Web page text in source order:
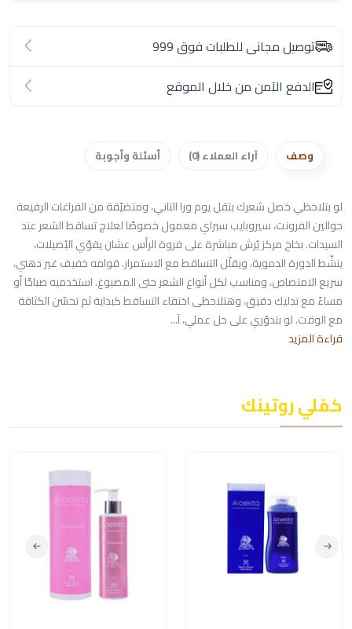
توصيل مجانى للطلبات فوق 999
الدفع الآمن من خلال الموقع
وصف آراء العملاء (0) أسئلة وأجوبة
لو بتلاحظي خصل شعرك بتقل يوم ورا التاني، ومتضيّقة من الفراغات الرفيعة
حوالين الفرونت، سيروبايب سبراي معمول خصوصًا لعلاج تساقط الشعر عند
السيدات. بخاخ مركز يُرش مباشرة على فروة الرأس عشان يقوّي البُصيلات،
ينشّط الدورة الدموية، ويقلّل التساقط مع الاستمرار. قوامه خفيف غير دهني،
سريع الامتصاص، ومناسب لكل أنواع الشعر حتى المصبوغ. استخدميه صباحًا أو
مساءً مع تدليك دقيق، وهتلاحظى اختفاء التساقط كبداية ثم تحسّن الكثافة
مع الوقت. لو بتدوّري على حل عملي، آ...
قراءة المزيد
كمّلي روتينك